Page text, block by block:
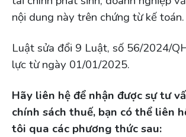
nội dung này trên chứng từ kế toán.
Luật sửa đổi 9 Luật, số 56/2024/
lực từ ngày 01/01/2025.
Hãy liên hệ để nhận được sự tư
chính sách thuế, bạn có thể liên
tôi qua các phương thức sau: